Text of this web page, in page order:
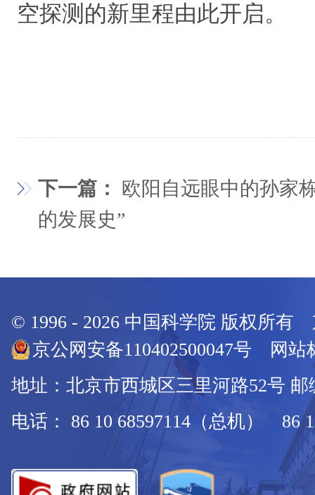
空探测的新里程由此开启。
下一篇： 欧阳自远眼中的孙家
的发展史”
© 1996 - 2026 中国科学院 版权所有
京公网安备110402500047号 网站
地址：北京市西城区三里河路52号 邮
电话： 86 10 68597114（总机） 86